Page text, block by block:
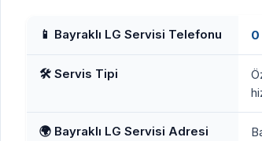
📱 Bayraklı LG Servisi Telefonu 0
🛠️ Servis Tipi
🌍 Bayraklı LG Servisi Adresi